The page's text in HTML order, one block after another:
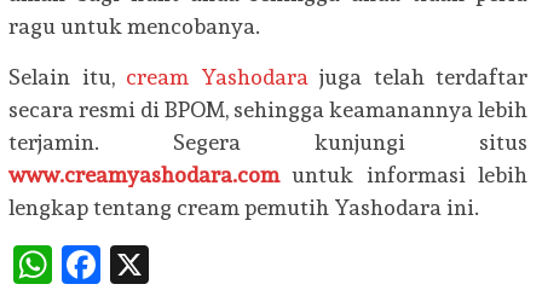
ragu untuk mencobanya.
Selain itu, cream Yashodara juga telah terdaftar
secara resmi di BPOM, sehingga keamanannya lebih
terjamin. Segera kunjungi situs
www.creamyashodara.comuntuk informasi lebih
lengkap tentang cream pemutih Yashodara ini.
WhatsApp
Facebook